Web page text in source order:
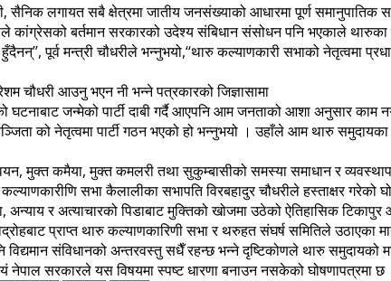
सैनिक लगायत सबै क्षेत्रमा जातीय जनसंख्याको आधारमा पूर्ण
कांग्रेसको बर्तमान सरकारको उदेश्य संबिधान संसोधन पनि भएकाले थारुका
पूर्व मन्त्री चौधरीले भन्नुभयो,‘‘थारु कल्याणकारी सभाको नेतृत्वमा
चौधरी आउनु भएन नी भन्ने पत्रकारको जिज्ञासामा
जन्मेको पार्टी दाबी गर्दै आएपनि आम जनताको आशा अनुसार काम
को नेतृत्वमा पार्टी गठन भएको हो भन्नुभयो । उहाँले आम थारु
मुक्त कमैया, मुक्त कमलरी तथा सुकुम्बासीको समस्या समाधान र
सभा कैलालीका सभापति विरबहादुर चौधरीले हस्ताक्षर गरेको
र अत्याचारको पिडाबाट मुक्तिको खोजमा उठेको ऐतिहासिक
प्राप्त थारु कल्याणकारिणी सभा र थरुहत संघर्ष समितिले उठाएका
विद्यमान संविधानको अन्तरवस्तु सधैँ रहन्छ भन्ने दृष्टिकोणले थारु
नेपाल सरकारले यस विषयमा स्पष्ट धारणा बनाउन नसकेको घोषणापत्रमा छ